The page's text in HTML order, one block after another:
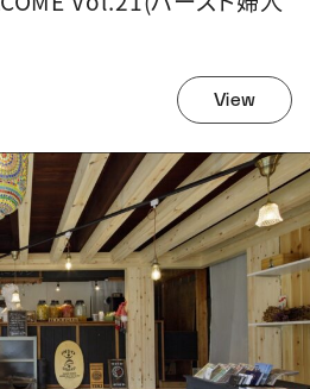
View